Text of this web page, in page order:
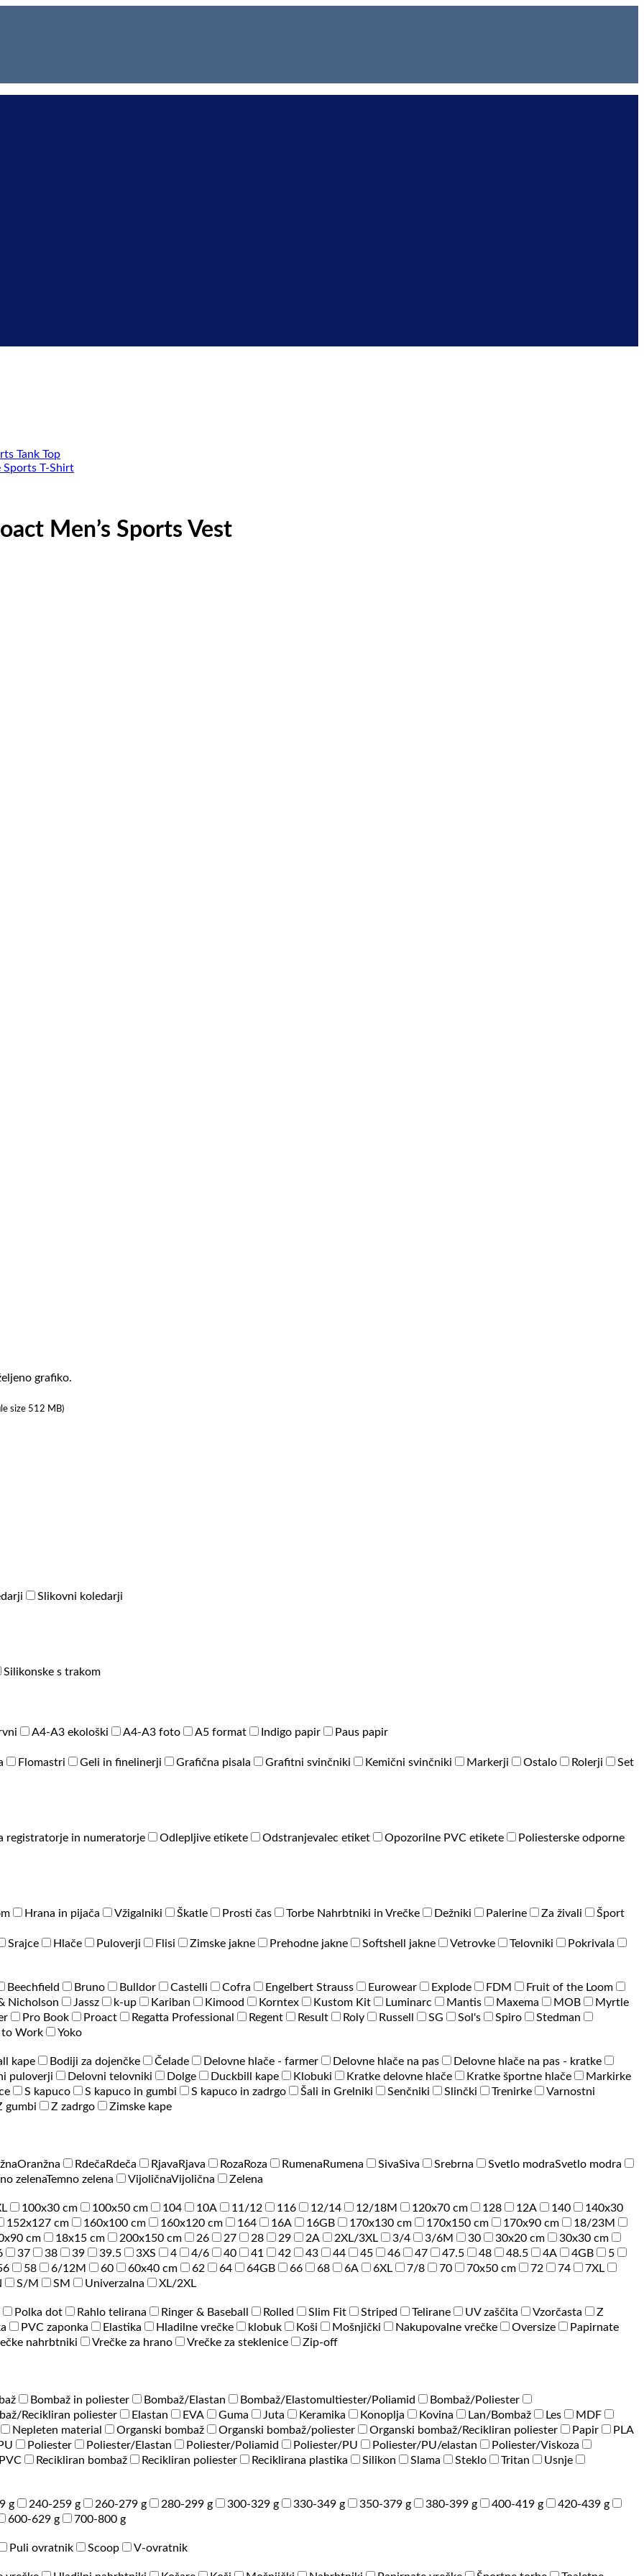
Men’s Sports Vest
grafiko.
size 512 MB)
Slikovni koledarji
Silikonske s trakom
A4-A3 ekološki A4-A3 foto A5 format Indigo papir
Paus papir
Flomastri Geli in finelinerji Grafična pisala Grafitni svinčniki Kemični svinčniki Markerji Ostalo Rolerji
Set
registratorje in numeratorje Odlepljive etikete Odstranjevalec etiket Opozorilne PVC etikete
Poliesterske odporne
Hrana in pijača Vžigalniki Škatle Prosti čas Torbe Nahrbtniki in Vrečke Dežniki Palerine Za živali
Šport
Srajce Hlače Puloverji Flisi Zimske jakne Prehodne jakne Softshell jakne Vetrovke Telovniki
Pokrivala
Beechfield Bruno Bulldor Castelli Cofra Engelbert Strauss Eurowear Explode FDM
Fruit of the Loom
Nicholson Jassz k-up Kariban Kimood Korntex Kustom Kit Luminarc Mantis Maxema MOB
Myrtle
Pro Book Proact Regatta Professional Regent Result Roly Russell SG Sol's Spiro
Stedman
to Work
Yoko
kape Bodiji za dojenčke Čelade Delovne hlače - farmer Delovne hlače na pas
Delovne hlače na pas - kratke
puloverji Delovni telovniki Dolge Duckbill kape Klobuki Kratke delovne hlače Kratke športne hlače
Markirke
S kapuco S kapuco in gumbi S kapuco in zadrgo Šali in Grelniki Senčniki Slinčki Trenirke
Varnostni
gumbi Z zadrgo
Zimske kape
Oranžna Rdeča Rdeča Rjava Rjava Roza Roza Rumena Rumena SivaSiva Srebrna Svetlo modraSvetlo modra
zelenaTemno zelena VijoličnaVijolična
Zelena
100x30 cm 100x50 cm 104 10A 11/12 116 12/14 12/18M 120x70 cm 128 12A 140
140x30
152x127 cm 160x100 cm 160x120 cm 164 16A 16GB 170x130 cm 170x150 cm 170x90 cm
18/23M
cm 18x15 cm 200x150 cm 26 27 28 29 2A 2XL/3XL 3/4 3/6M 30 30x20 cm
30x30 cm
37 38 39 39.5 3XS 4 4/6 40 41 42 43 44 45 46 47 47.5 48 48.5 4A 4GB
5
58 6/12M 60 60x40 cm 62 64 64GB 66 68 6A 6XL 7/8 70 70x50 cm 72 74
7XL
S/M SM Univerzalna
XL/2XL
Polka dot Rahlo telirana Ringer & Baseball Rolled Slim Fit Striped Telirane UV zaščita Vzorčasta
Z
PVC zaponka Elastika Hladilne vrečke klobuk Koši Mošnjički Nakupovalne vrečke Oversize
Papirnate
nahrbtniki Vrečke za hrano Vrečke za steklenice
Zip-off
Bombaž in poliester Bombaž/Elastan Bombaž/Elastomultiester/Poliamid
Bombaž/Poliester
Recikliran poliester Elastan EVA Guma Juta Keramika Konoplja Kovina Lan/Bombaž Les
MDF
Nepleten material Organski bombaž Organski bombaž/poliester Organski bombaž/Recikliran poliester Papir
PLA
Poliester Poliester/Elastan Poliester/Poliamid Poliester/PU Poliester/PU/elastan
Poliester/Viskoza
PVC Recikliran bombaž Recikliran poliester Reciklirana plastika Silikon Slama Steklo Tritan
Usnje
g 240-259 g 260-279 g 280-299 g 300-329 g 330-349 g 350-379 g 380-399 g 400-419 g
420-439 g
600-629 g
700-800 g
Puli ovratnik Scoop
V-ovratnik